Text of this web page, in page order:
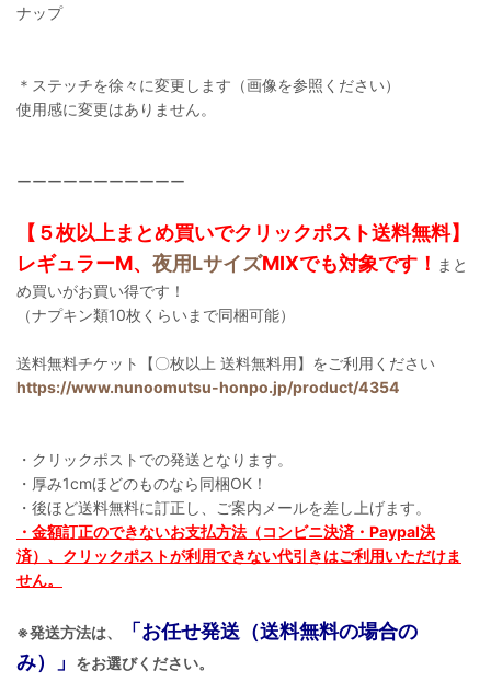
ナップ
＊ステッチを徐々に変更します（画像を参照ください）
使用感に変更はありません。
ーーーーーーーーーーー
【５枚以上まとめ買いでクリックポスト送料無料】
レギュラーM、 夜用LサイズMIXでも対象です！ まと
め買いがお買い得です！
（ナプキン類10枚くらいまで同梱可能）
送料無料チケット【〇枚以上 送料無料用】をご利用ください
https://www.nunoomutsu-honpo.jp/product/4354
・クリックポストでの発送となります。
・厚み1cmほどのものなら同梱OK！
・後ほど送料無料に訂正し、ご案内メールを差し上げます。
・金額訂正のできないお支払方法（コンビニ決済・Paypal決
済）、クリックポストが利用できない代引きはご利用いただけま
せん。
※発送方法は、
「お任せ発送（送料無料の場合の
み）」
をお選びください。